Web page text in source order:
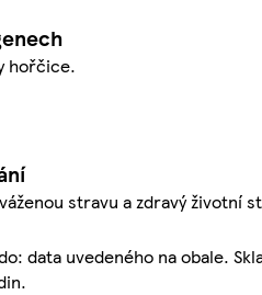
hořčice.
stravu a zdravý životní
data uvedeného na obale.